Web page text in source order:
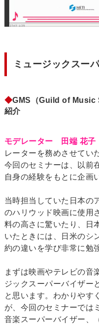
ミュージックスー
◆GMS（Guild of Music
紹介
モデレーター 田端 花子
レーターを務めさせてい
今回のセミナーは、以前
自身の経験をもとに企画
当時担当していた日本の
のハリウッド映画に使用
料の高さに驚いたり、日
いたときには、日米のシ
約の違いを学び非常に勉
まずは映画やテレビの音
ジックスーパーバイザー
と思います。わかりやす
が、今回のセミナーでは
音楽スーパーバイザー、